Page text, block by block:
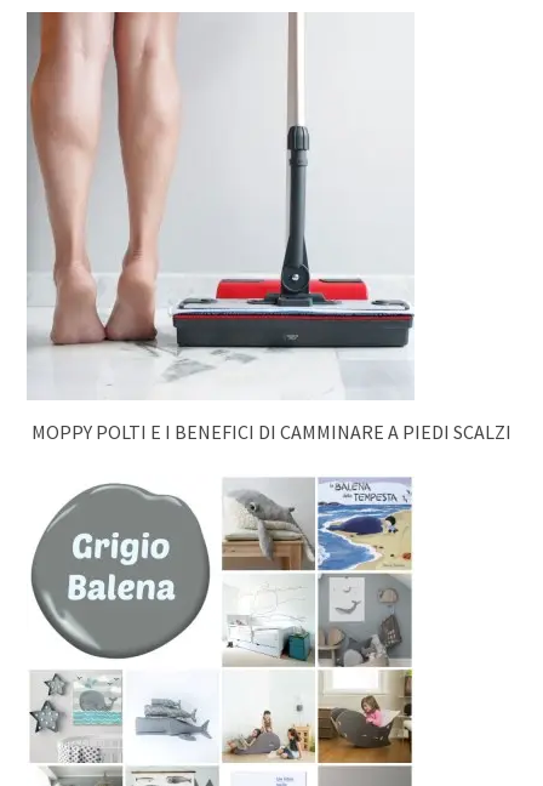
MOPPY POLTI E I BENEFICI DI CAMMINARE A PIEDI SCALZI